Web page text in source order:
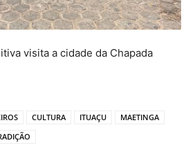
visita a cidade da Chapada
CULTURA ITUAÇU
MAETINGA